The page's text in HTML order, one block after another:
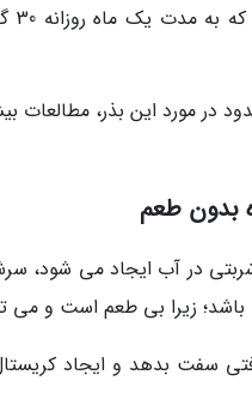
در مورد این بذر، مطالعات
در آب ایجاد می شود،
باشد؛ زیرا بی طعم است و